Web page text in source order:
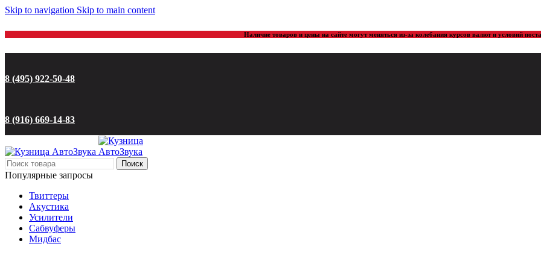
Skip to navigation Skip to main content
Наличие товаров и цены на сайте могут меняться из-за колебания курсов валют и условий
8 (495) 922-50-48
8 (916) 669-14-83
Поиск
Популярные запросы
Твиттеры
Акустика
Усилители
Сабвуферы
Мидбас